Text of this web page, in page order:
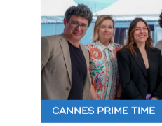
CANNES PRIME TIME